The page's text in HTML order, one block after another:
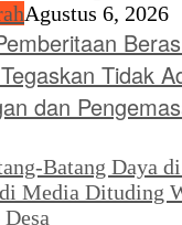
Agustus 6, 2026
Tidak
dan